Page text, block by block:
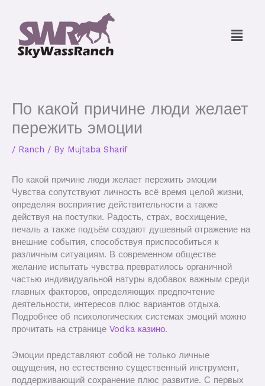
content
Menu
По какой причине люди желает
пережить эмоции
/ Ranch / By Mujtaba Sharif
По какой причине люди желает пережить эмоции
Чувства сопутствуют личность всё время целой жизни,
определяя восприятие действительности а также
действуя на поступки. Радость, страх, восхищение,
печаль а также подъём создают душевный отражение на
внешние события, способствуя приспособиться к
различным ситуациям. В современном обществе
желание испытать чувства превратилось органичной
частью индивидуальной натуры вдобавок важным среди
главных факторов, определяющих предпочтение
деятельности, интересов плюс вариантов отдыха.
Подробнее об психологических системах эмоций можно
прочитать на странице Vodka казино.
Эмоции представляют собой не только личные
ощущения, но естественно существенный инструмент,
поддерживающий сохранение плюс развитие. С первых